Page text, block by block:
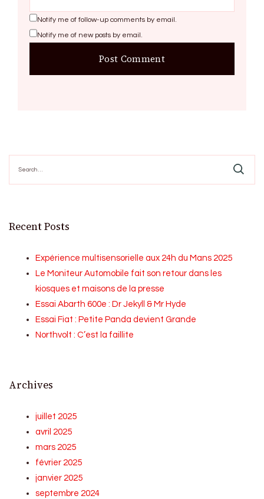
Notify me of follow-up comments by email.
Notify me of new posts by email.
for:
Recent Posts
Expérience multisensorielle aux 24h du Mans 2025
Le Moniteur Automobile fait son retour dans les
kiosques et maisons de la presse
Essai Abarth 600e : Dr Jekyll & Mr Hyde
Essai Fiat : Petite Panda devient Grande
Northvolt : C’est la faillite
Archives
juillet 2025
avril 2025
mars 2025
février 2025
janvier 2025
septembre 2024